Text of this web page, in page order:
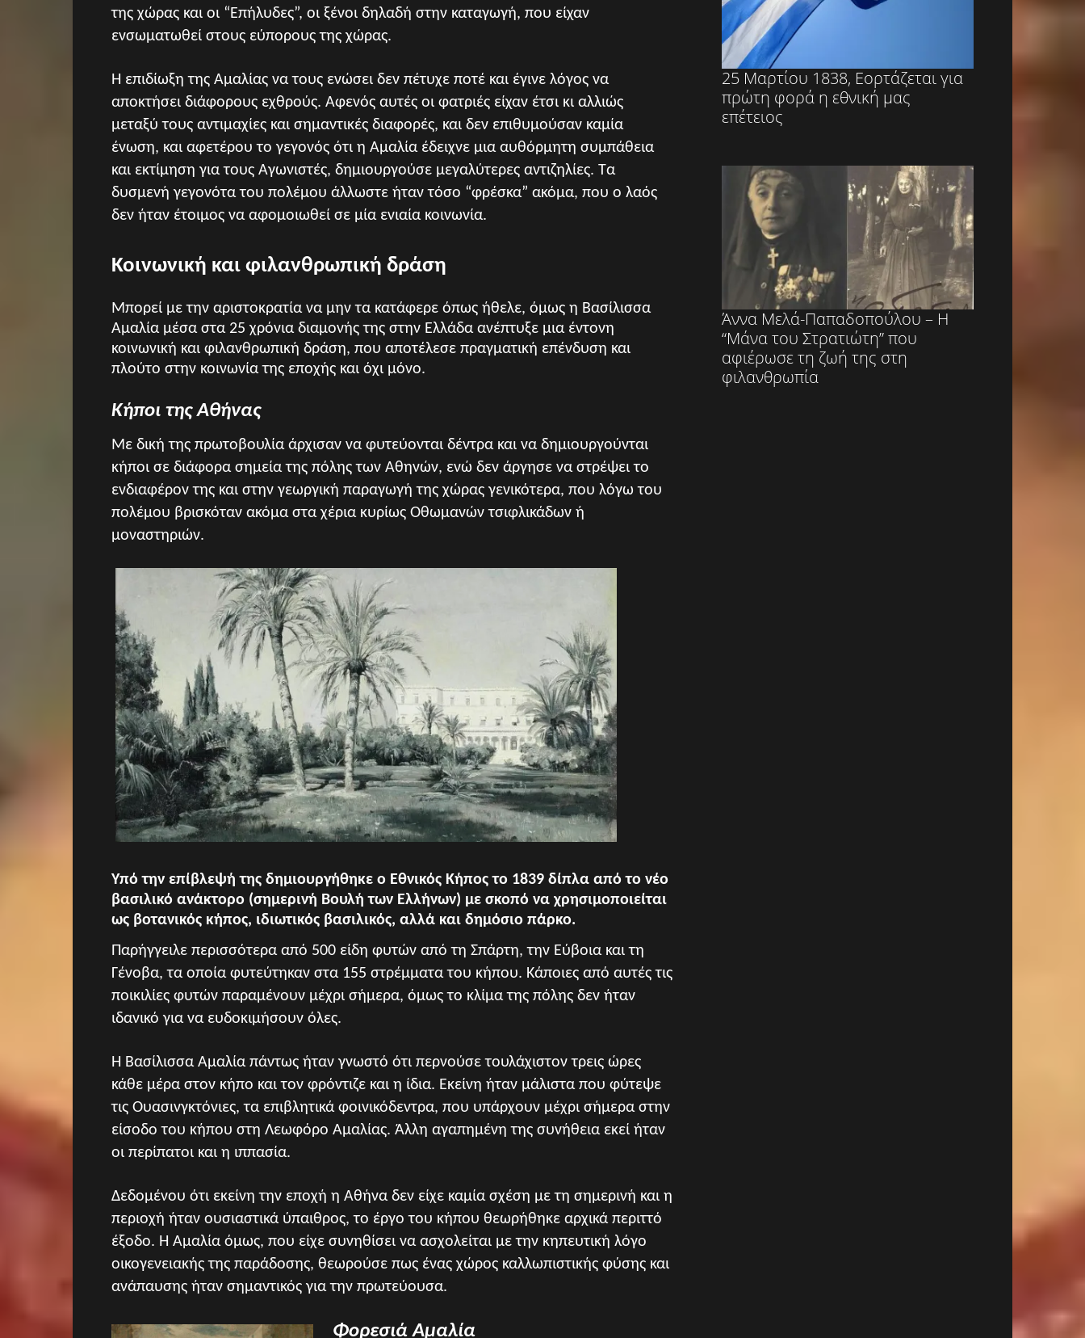
της χώρας και οι “Επήλυδες”, οι ξένοι δηλαδή στην καταγωγή, που είχαν
ενσωματωθεί στους εύπορους της χώρας.
Η επιδίωξη της Αμαλίας να τους ενώσει δεν πέτυχε ποτέ και έγινε λόγος να
αποκτήσει διάφορους εχθρούς. Αφενός αυτές οι φατριές είχαν έτσι κι αλλιώς
μεταξύ τους αντιμαχίες και σημαντικές διαφορές, και δεν επιθυμούσαν καμία
ένωση, και αφετέρου το γεγονός ότι η Αμαλία έδειχνε μια αυθόρμητη συμπάθεια
και εκτίμηση για τους Αγωνιστές, δημιουργούσε μεγαλύτερες αντιζηλίες. Τα
δυσμενή γεγονότα του πολέμου άλλωστε ήταν τόσο “φρέσκα” ακόμα, που ο λαός
δεν ήταν έτοιμος να αφομοιωθεί σε μία ενιαία κοινωνία.
Κοινωνική και φιλανθρωπική δράση
Μπορεί με την αριστοκρατία να μην τα κατάφερε όπως ήθελε, όμως η Βασίλισσα
Αμαλία μέσα στα 25 χρόνια διαμονής της στην Ελλάδα ανέπτυξε μια έντονη
κοινωνική και φιλανθρωπική δράση, που αποτέλεσε πραγματική επένδυση και
πλούτο στην κοινωνία της εποχής και όχι μόνο.
Κήποι της Αθήνας
Με δική της πρωτοβουλία άρχισαν να φυτεύονται δέντρα και να δημιουργούνται
κήποι σε διάφορα σημεία της πόλης των Αθηνών, ενώ δεν άργησε να στρέψει το
ενδιαφέρον της και στην γεωργική παραγωγή της χώρας γενικότερα, που λόγω του
πολέμου βρισκόταν ακόμα στα χέρια κυρίως Οθωμανών τσιφλικάδων ή
μοναστηριών.
Υπό την επίβλεψή της δημιουργήθηκε ο Εθνικός Κήπος το 1839 δίπλα από το νέο
βασιλικό ανάκτορο (σημερινή Βουλή των Ελλήνων) με σκοπό να χρησιμοποιείται
ως βοτανικός κήπος, ιδιωτικός βασιλικός, αλλά και δημόσιο πάρκο.
Παρήγγειλε περισσότερα από 500 είδη φυτών από τη Σπάρτη, την Εύβοια και τη
Γένοβα, τα οποία φυτεύτηκαν στα 155 στρέμματα του κήπου. Κάποιες από αυτές τις
ποικιλίες φυτών παραμένουν μέχρι σήμερα, όμως το κλίμα της πόλης δεν ήταν
ιδανικό για να ευδοκιμήσουν όλες.
Η Βασίλισσα Αμαλία πάντως ήταν γνωστό ότι περνούσε τουλάχιστον τρεις ώρες
κάθε μέρα στον κήπο και τον φρόντιζε και η ίδια. Εκείνη ήταν μάλιστα που φύτεψε
τις Ουασινγκτόνιες, τα επιβλητικά φοινικόδεντρα, που υπάρχουν μέχρι σήμερα στην
είσοδο του κήπου στη Λεωφόρο Αμαλίας. Άλλη αγαπημένη της συνήθεια εκεί ήταν
οι περίπατοι και η ιππασία.
Δεδομένου ότι εκείνη την εποχή η Αθήνα δεν είχε καμία σχέση με τη σημερινή και η
περιοχή ήταν ουσιαστικά ύπαιθρος, το έργο του κήπου θεωρήθηκε αρχικά περιττό
έξοδο. Η Αμαλία όμως, που είχε συνηθίσει να ασχολείται με την κηπευτική λόγο
οικογενειακής της παράδοσης, θεωρούσε πως ένας χώρος καλλωπιστικής φύσης και
ανάπαυσης ήταν σημαντικός για την πρωτεύουσα.
Φορεσιά Αμαλία
25 Μαρτίου 1838, Εορτάζεται για
πρώτη φορά η εθνική μας
επέτειος
Άννα Μελά-Παπαδοπούλου – Η
“Μάνα του Στρατιώτη” που
αφιέρωσε τη ζωή της στη
φιλανθρωπία